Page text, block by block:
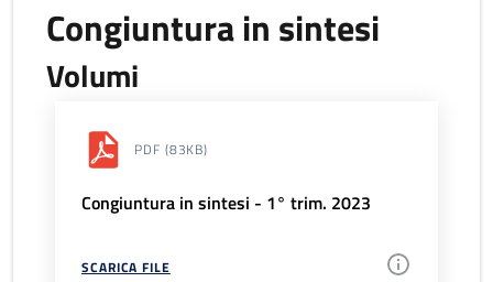
Congiuntura in sintesi
Volumi
PDF (83KB)
Congiuntura in sintesi - 1° trim. 2023
SCARICA FILE